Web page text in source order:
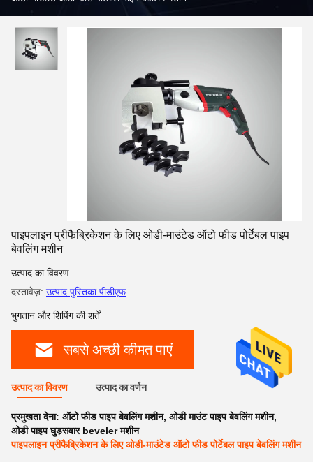
पाइपलाइन प्रीफैब्रिकेशन के लिए ओडी-माउंटेड ऑटो फीड पोर्टेबल पाइप
बेवलिंग मशीन
उत्पाद का विवरण
दस्तावेज़: उत्पाद पुस्तिका पीडीएफ
भुगतान और शिपिंग की शर्तें
सबसे अच्छी कीमत पाएं
उत्पाद का विवरण उत्पाद का वर्णन
प्रमुखता देना: ऑटो फीड पाइप बेवलिंग मशीन, ओडी माउंट पाइप बेवलिंग मशीन,
ओडी पाइप घुड़सवार beveler मशीन
पाइपलाइन प्रीफैब्रिकेशन के लिए ओडी-माउंटेड ऑटो फीड पोर्टेबल पाइप बेवलिंग मशीन